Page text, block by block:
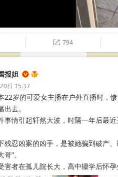
 794
报姐
日 15:37
22岁的可爱女主播在户外直播时，
出去。
事情引起轩然大波，时隔一年后最
残忍凶案的凶手，是被她骗到破产
哥”。
害者在孤儿院长大，高中辍学后怀